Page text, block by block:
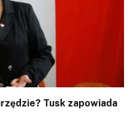
Tusk zapowiada